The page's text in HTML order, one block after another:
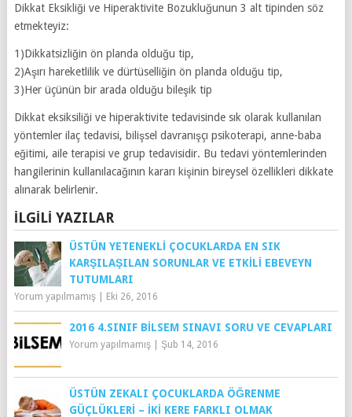
Dikkat Eksikliği ve Hiperaktivite Bozukluğunun 3 alt tipinden söz
etmekteyiz:
1)Dikkatsizliğin ön planda olduğu tip,
2)Aşırı hareketlilik ve dürtüselliğin ön planda olduğu tip,
3)Her üçünün bir arada olduğu bileşik tip
Dikkat eksiksiliği ve hiperaktivite tedavisinde sık olarak kullanılan
yöntemler ilaç tedavisi, bilişsel davranışçı psikoterapi, anne-baba
eğitimi, aile terapisi ve grup tedavisidir. Bu tedavi yöntemlerinden
hangilerinin kullanılacağının kararı kişinin bireysel özellikleri dikkate
alınarak belirlenir.
İLGILI YAZILAR
ÜSTÜN YETENEKLI ÇOCUKLARDA EN SIK
KARŞILAŞILAN SORUNLAR VE ETKILI EBEVEYN
TUTUMLARI
Yorum yapılmamış| Eki 26, 2016
2016 4.SINIF BILSEM SINAVI SORU VE CEVAPLARI
Yorum yapılmamış| Şub 14, 2016
ÜSTÜN ZEKALI ÇOCUKLARDA ÖĞRENME
GÜÇLÜKLERI – İKI KERE FARKLI OLMAK